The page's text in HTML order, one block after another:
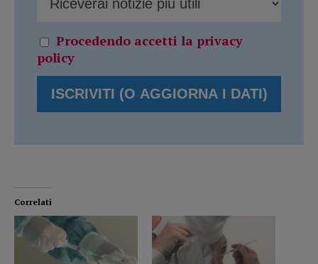
Procedendo accetti la privacy
policy
Correlati